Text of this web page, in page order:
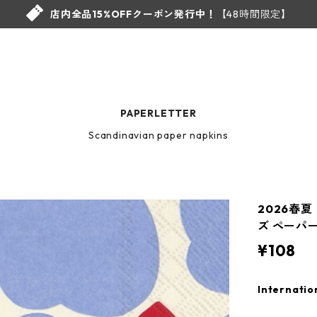
店内全品15%OFFクーポン発行中！ 【48時間限定】
PAPERLETTER
Scandinavian paper napkins
2026春夏
ズ ペーパ
¥108